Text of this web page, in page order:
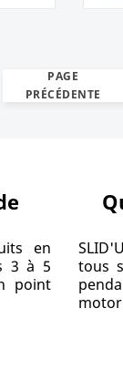
PAGE
PRÉCÉDENTE
en
3 à 5
point
tous